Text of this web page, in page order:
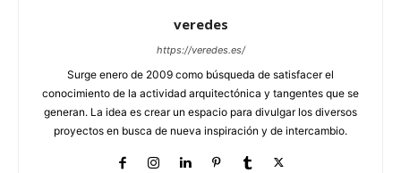
veredes
https://veredes.es/
Surge enero de 2009 como búsqueda de satisfacer el
conocimiento de la actividad arquitectónica y tangentes que se
generan. La idea es crear un espacio para divulgar los diversos
proyectos en busca de nueva inspiración y de intercambio.